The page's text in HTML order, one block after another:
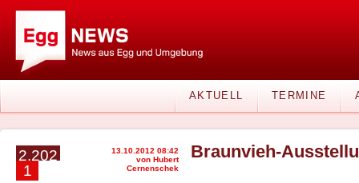
AKTUELL TERMINE
2.202
1
13.10.2012 08:42
von Hubert
Cernenschek
Braunvieh-